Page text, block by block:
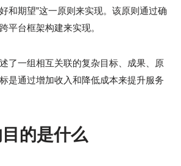
和期望”这一原则来实现。该原则通过确
平台框架构建来实现。
了一组相互关联的复杂目标、成果、原
是通过增加收入和降低成本来提升服务
的是什么